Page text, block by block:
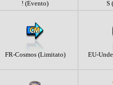
! (Evento) S
FR-Cosmos (Limitato) EU-